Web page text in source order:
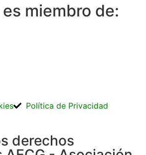
es miembro de:
derechos
Política de Privacidad